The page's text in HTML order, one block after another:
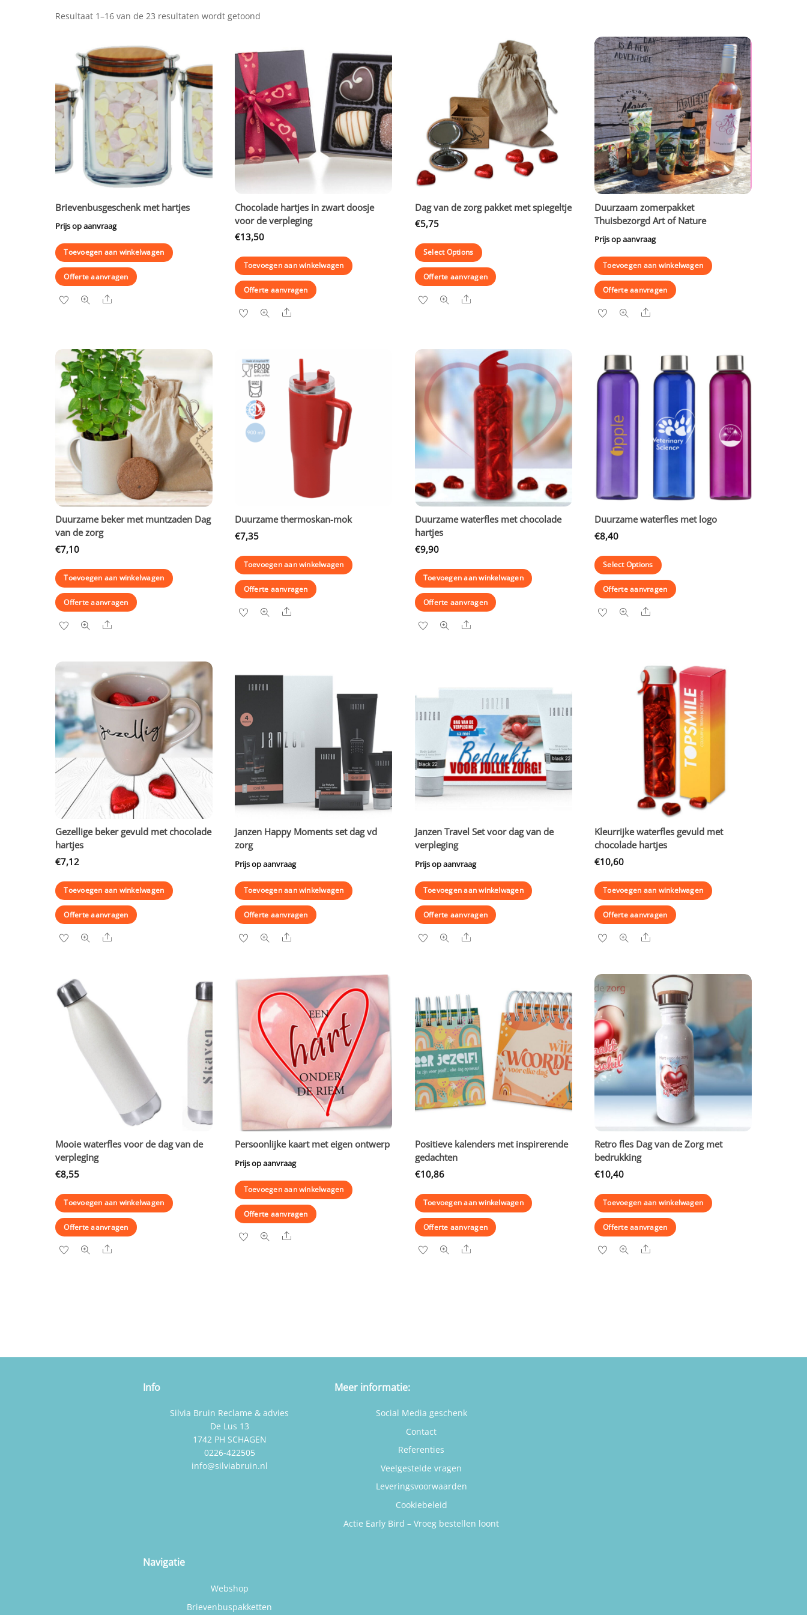
Resultaat 1–16 van de 23 resultaten wordt getoond
Brievenbusgeschenk met hartjes
Prijs op aanvraag
Toevoegen aan winkelwagen
Offerte aanvragen
Share
Chocolade hartjes in zwart doosje
voor de verpleging
€13,50
Toevoegen aan winkelwagen
Offerte aanvragen
Share
Dag van de zorg pakket met spiegeltje
€5,75
Select Options
Offerte aanvragen
Share
Duurzaam zomerpakket
Thuisbezorgd Art of Nature
Prijs op aanvraag
Toevoegen aan winkelwagen
Offerte aanvragen
Share
Duurzame beker met muntzaden Dag
van de zorg
€7,10
Toevoegen aan winkelwagen
Offerte aanvragen
Share
Duurzame thermoskan-mok
€7,35
Toevoegen aan winkelwagen
Offerte aanvragen
Share
Duurzame waterfles met chocolade
hartjes
€9,90
Toevoegen aan winkelwagen
Offerte aanvragen
Share
Duurzame waterfles met logo
€8,40
Select Options
Offerte aanvragen
Share
Gezellige beker gevuld met chocolade
hartjes
€7,12
Toevoegen aan winkelwagen
Offerte aanvragen
Share
Janzen Happy Moments set dag vd
zorg
Prijs op aanvraag
Toevoegen aan winkelwagen
Offerte aanvragen
Share
Janzen Travel Set voor dag van de
verpleging
Prijs op aanvraag
Toevoegen aan winkelwagen
Offerte aanvragen
Share
Kleurrijke waterfles gevuld met
chocolade hartjes
€10,60
Toevoegen aan winkelwagen
Offerte aanvragen
Share
Mooie waterfles voor de dag van de
verpleging
€8,55
Toevoegen aan winkelwagen
Offerte aanvragen
Share
Persoonlijke kaart met eigen ontwerp
Prijs op aanvraag
Toevoegen aan winkelwagen
Offerte aanvragen
Share
Positieve kalenders met inspirerende
gedachten
€10,86
Toevoegen aan winkelwagen
Offerte aanvragen
Share
Retro fles Dag van de Zorg met
bedrukking
€10,40
Toevoegen aan winkelwagen
Offerte aanvragen
Share
Info
Silvia Bruin Reclame & advies
De Lus 13
1742 PH SCHAGEN
0226-422505
info@silviabruin.nl
Meer informatie:
Social Media geschenk
Contact
Referenties
Veelgestelde vragen
Leveringsvoorwaarden
Cookiebeleid
Actie Early Bird – Vroeg bestellen loont
Navigatie
Webshop
Brievenbuspakketten